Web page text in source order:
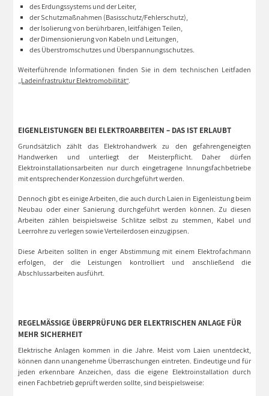
des Erdungssystems und der Leiter,
der Schutzmaßnahmen (Basisschutz/Fehlerschutz),
der Isolierung von berührbaren, leitfähigen Teilen,
der Dimensionierung von Kabeln und Leitungen,
des Überstromschutzes und Überspannungsschutzes.
Weiterführende Informationen finden Sie in dem technischen Leitfaden
„Ladeinfrastruktur Elektromobilität“.
EIGENLEISTUNGEN BEI ELEKTROARBEITEN – DAS IST ERLAUBT
Grundsätzlich zählt das Elektrohandwerk zu den gefahrengeneigten
Handwerken und unterliegt der Meisterpflicht. Daher dürfen
Elektroinstallationsarbeiten nur durch eingetragene Innungsfachbetriebe
mit entsprechender Konzession durchgeführt werden.
Dennoch gibt es einige Arbeiten, die auch durch Laien in Eigenleistung beim
Neubau oder einer Sanierung durchgeführt werden können. Zu diesen
Arbeiten zählen beispielsweise Schlitze selbst zu stemmen, Kabel und
Leerrohre zu verlegen sowie Verteilerdosen einzugipsen.
Diese Arbeiten sollten in enger Abstimmung mit einem Elektrofachmann
erfolgen, der die Leistungen kontrolliert und anschließend die
Abschlussarbeiten ausführt.
REGELMÄSSIGE ÜBERPRÜFUNG DER ELEKTRISCHEN ANLAGE FÜR M
EHR SICHERHEIT
Elektrische Anlagen kommen in die Jahre. Meist vom Laien unentdeckt,
können dann unangenehme Überraschungen eintreten. Eindeutige und für
jeden erkennbare Anzeichen, dass die eigene Elektroinstallation durch
einen Fachbetrieb geprüft werden sollte, sind beispielsweise: